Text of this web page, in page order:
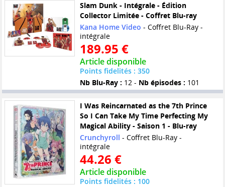
Slam Dunk - Intégrale - Édition
Collector Limitée - Coffret Blu-ray
Kana Home Video - Coffret Blu-Ray -
intégrale
189.95 €
Article disponible
Points fidelités : 350
Nb Blu-Ray : 12 - Nb épisodes : 101
I Was Reincarnated as the 7th Prince
So I Can Take My Time Perfecting My
Magical Ability - Saison 1 - Blu-ray
Crunchyroll - Coffret Blu-Ray -
intégrale
44.26 €
Article disponible
Points fidelités : 100